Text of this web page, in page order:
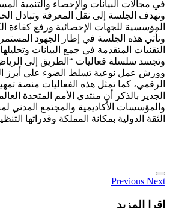
في مجالات البيانات والإحصاء والتنمية
وتهدف الجلسة إلى نقل المعرفة وتبادل
المؤسسية للجهات الإحصائية ورفع كفاءة
وتأتي هذه الجلسة في إطار الجهود
التقنيات المتقدمة في جمع البيانات
وتجسد سلسلة فعاليات “الطريق إلى
وورش عمل نوعية تسلط الضوء على أبرز
الرقمي، كما تمثل هذه الفعاليات منصة
والمؤسسات الأكاديمية والمجتمع المدني
الثقة الدولية بمكانة المملكة وقدراتها
Previous Next
اقرا المزيد